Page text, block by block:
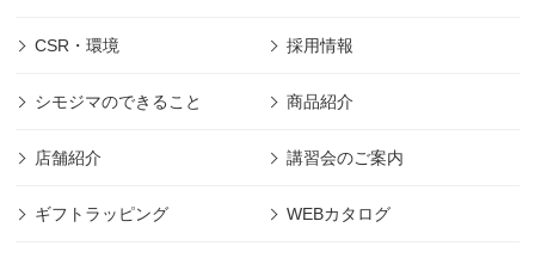
CSR・環境 採用情報
シモジマのできること 商品紹介
店舗紹介 講習会のご案内
ギフトラッピング WEBカタログ